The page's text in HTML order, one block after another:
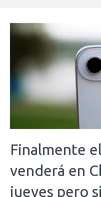
Finalmente
venderá en
jueves pero